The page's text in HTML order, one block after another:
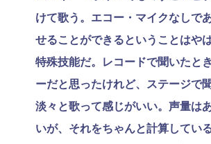
けて歌う。エコー・マイクなしで
せることができるということはや
特殊技能だ。レコードで聞いたと
ーだと思ったけれど、ステージで
淡々と歌って感じがいい。声量は
いが、それをちゃんと計算してい